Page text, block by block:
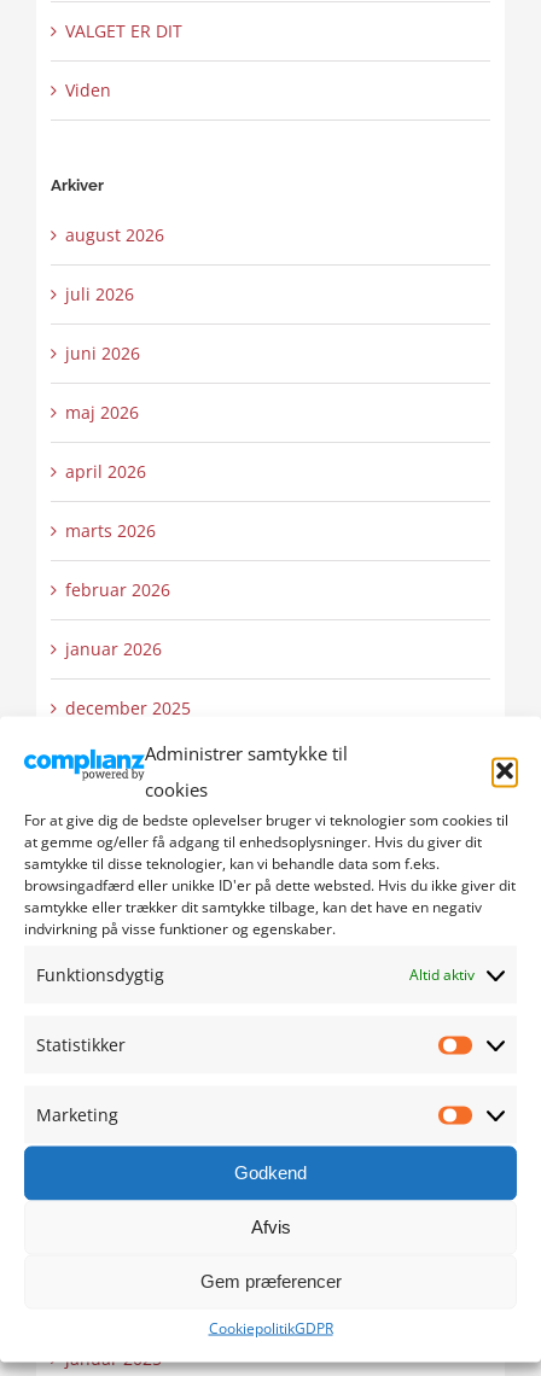
Administrer samtykke til
cookies
For at give dig de bedste oplevelser bruger vi teknologier som cookies til
at gemme og/eller få adgang til enhedsoplysninger. Hvis du giver dit
samtykke til disse teknologier, kan vi behandle data som f.eks.
browsingadfærd eller unikke ID'er på dette websted. Hvis du ikke giver dit
samtykke eller trækker dit samtykke tilbage, kan det have en negativ
indvirkning på visse funktioner og egenskaber.
Funktionsdygtig Altid aktiv
Statistikker
Marketing
Godkend
Afvis
Gem præferencer
CookiepolitikGDPR
VALGET ER DIT
Viden
Arkiver
august 2026
juli 2026
juni 2026
maj 2026
april 2026
marts 2026
februar 2026
januar 2026
december 2025
november 2025
oktober 2025
september 2025
august 2025
maj 2025
januar 2025